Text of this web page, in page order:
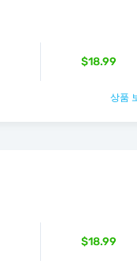
$18.99
상품
$18.99